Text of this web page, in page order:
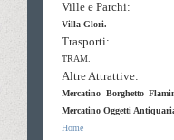
Ville e Parchi:
Villa Glori.
Trasporti:
TRAM.
Altre Attrattive:
Mercatino Borghetto
Mercatino Oggetti
Home